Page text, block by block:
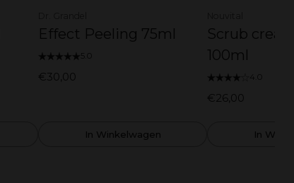
Effect Peeling 75ml
5.0
€30,00
In Winkelwagen
Scrub
100ml
4.0
€26,00
In